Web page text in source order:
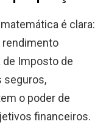
é clara:
rendimento
de Imposto de
seguros,
o poder de
financeiros.